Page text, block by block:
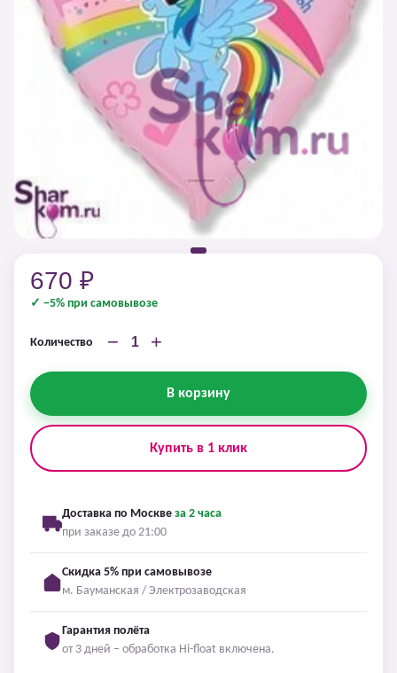
670 ₽
✓ −5% при самовывозе
Количество − +
В корзину
Купить в 1 клик
Доставка по Москве за 2 часа
при заказе до 21:00
Скидка 5% при самовывозе
м. Бауманская / Электрозаводская
Гарантия полёта
от 3 дней – обработка Hi-float включена.